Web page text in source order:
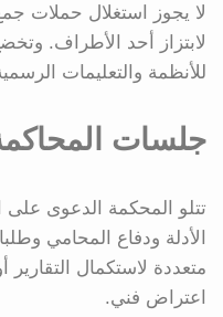
لا يجوز استغلال حملات
لابتزاز أحد الأطراف.
للأنظمة والتعليمات
جلسات
تتلو المحكمة الدعوى على
الأدلة ودفاع المحامي
متعددة لاستكمال
اعتراض فني.